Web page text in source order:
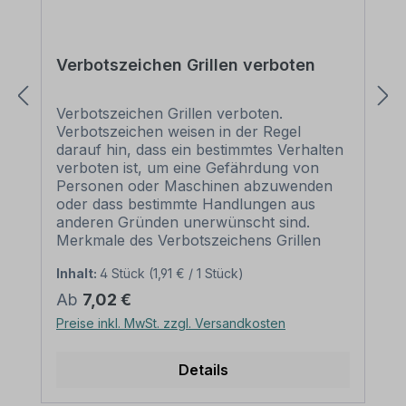
Verbotszeichen Grillen verboten
Verbotszeichen Grillen verboten.
Verbotszeichen weisen in der Regel
darauf hin, dass ein bestimmtes Verhalten
verboten ist, um eine Gefährdung von
Personen oder Maschinen abzuwenden
oder dass bestimmte Handlungen aus
anderen Gründen unerwünscht sind.
Merkmale des Verbotszeichens Grillen
Rand und Querbalken rot, Symbol
schwarz Norm: praxisbewährt Material:
Selbstklebende Folie PVC - Hartschaum
3 mm Aluminium 2 mm
verfügbar) Ø 100 mm – Erkennungsweite
Inhalt: 4 Stück (1,91 € / 1 Stück)
Regulärer Preis:
Ab 7,02 €
Preise inkl. MwSt. zzgl. Versandkosten
Details